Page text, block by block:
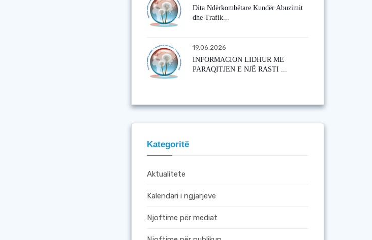
Dita Ndërkombëtare Kundër Abuzimit
dhe Trafik...
19.06.2026
INFORMACION LIDHUR ME
PARAQITJEN E NJË RASTI ...
Kategoritë
Aktualitete
Kalendari i ngjarjeve
Njoftime për mediat